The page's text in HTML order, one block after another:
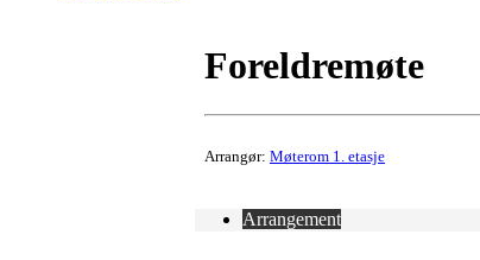
Foreldremøte
Arrangør: Møterom 1. etasje
Arrangement